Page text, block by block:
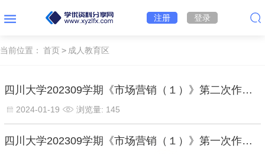
注册 登录
当前位置： 首页> 成人教育区
四川大学202309学期《市场营销（１）》第二次作业【资料答案】
2024-01-19 浏览量: 145
四川大学202309学期《市场营销（１）》第一次作业【资料答案】